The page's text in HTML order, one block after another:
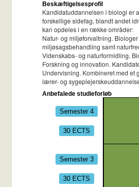
Beskæftigelsesprofil
Kandidatuddannelsen i biologi er
forskellige sidefag, blandt andet
kan opdeles i en række områder:
Natur- og miljøforvaltning.
miljøsagsbehandling samt
Videnskabs- og naturformidling.
Forskning og innovation.
Undervisning. Kombineret med
lærer- og
Anbefalede studieforløb
Semester 4
30 ECTS
Semester 3
30 ECTS